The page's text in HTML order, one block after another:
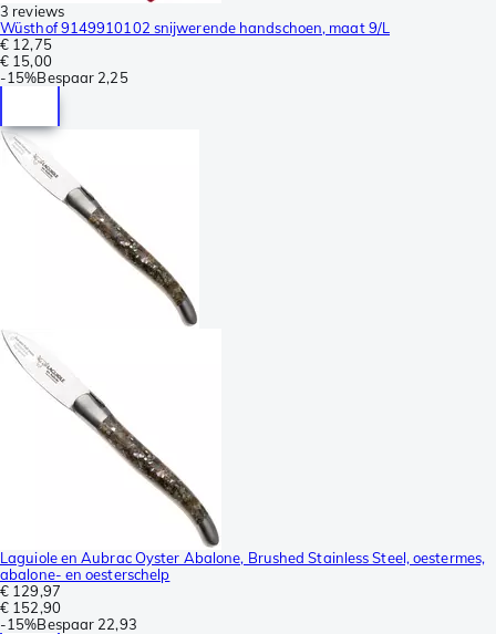
3 reviews
Wüsthof 9149910102 snijwerende handschoen, maat 9/L
€ 12,75
€ 15,00
-15%Bespaar 2,25
Laguiole en Aubrac Oyster Abalone, Brushed Stainless Steel, oestermes,
abalone- en oesterschelp
€ 129,97
€ 152,90
-15%Bespaar 22,93